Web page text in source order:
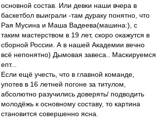
основной состав. Или девки наши вчера в
баскетбол выиграли -там дураку понятно, что
Рая Мусина и Маша Вадеева(машина:), с
таким мастерством в 19 лет, скоро окажутся в
сборной России. А в нашей Академии вечно
всё непонятно) Дымовая завеса.. Маскируемся
епт...
Если ещё учесть, что в главной команде,
употев в 16 летней погоне за титулом,
абсолютно разучились доверять/ подводить
молодёжь к основному составу, то картина
становится совершенно ясна.